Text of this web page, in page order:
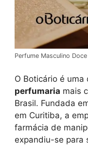
Perfume Masculino
O Boticário é
perfumaria mais
Brasil. Fundada
em Curitiba, a
farmácia de
expandiu-se para